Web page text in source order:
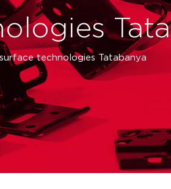
technologies Tatabanya